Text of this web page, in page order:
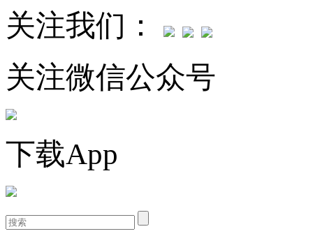
关注我们：
关注微信公众号
下载App